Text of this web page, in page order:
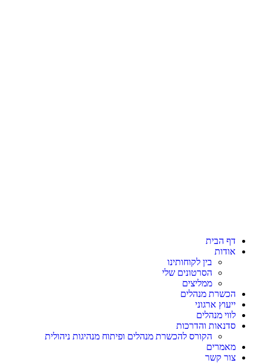
דף הבית
אודות
בין לקוחותינו
הסרטונים שלי
ממליצים
הכשרת מנהלים
ייעוץ ארגוני
לווי מנהלים
סדנאות והדרכות
הקורס להכשרת מנהלים ופיתוח מנהיגות ניהולית
מאמרים
צור קשר